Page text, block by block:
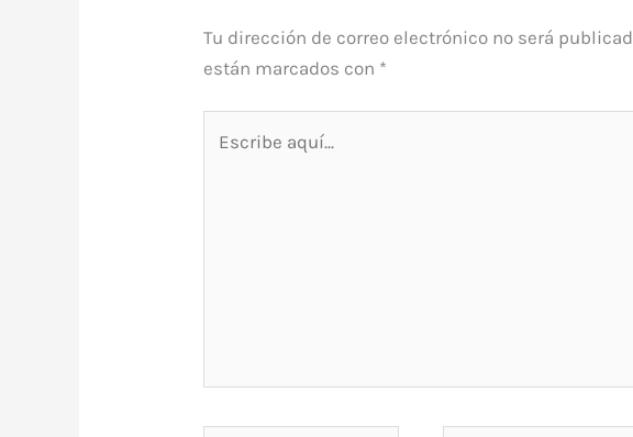
Tu dirección de correo electrónico no será
están marcados con *
aquí...